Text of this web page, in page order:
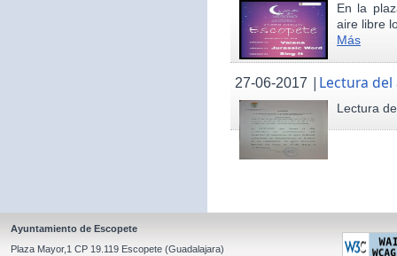
En la
aire libre
Más
27-06-2017 | Lectura del
Lectura
Ayuntamiento de Escopete
Plaza Mayor,1 CP 19.119 Escopete (Guadalajara)